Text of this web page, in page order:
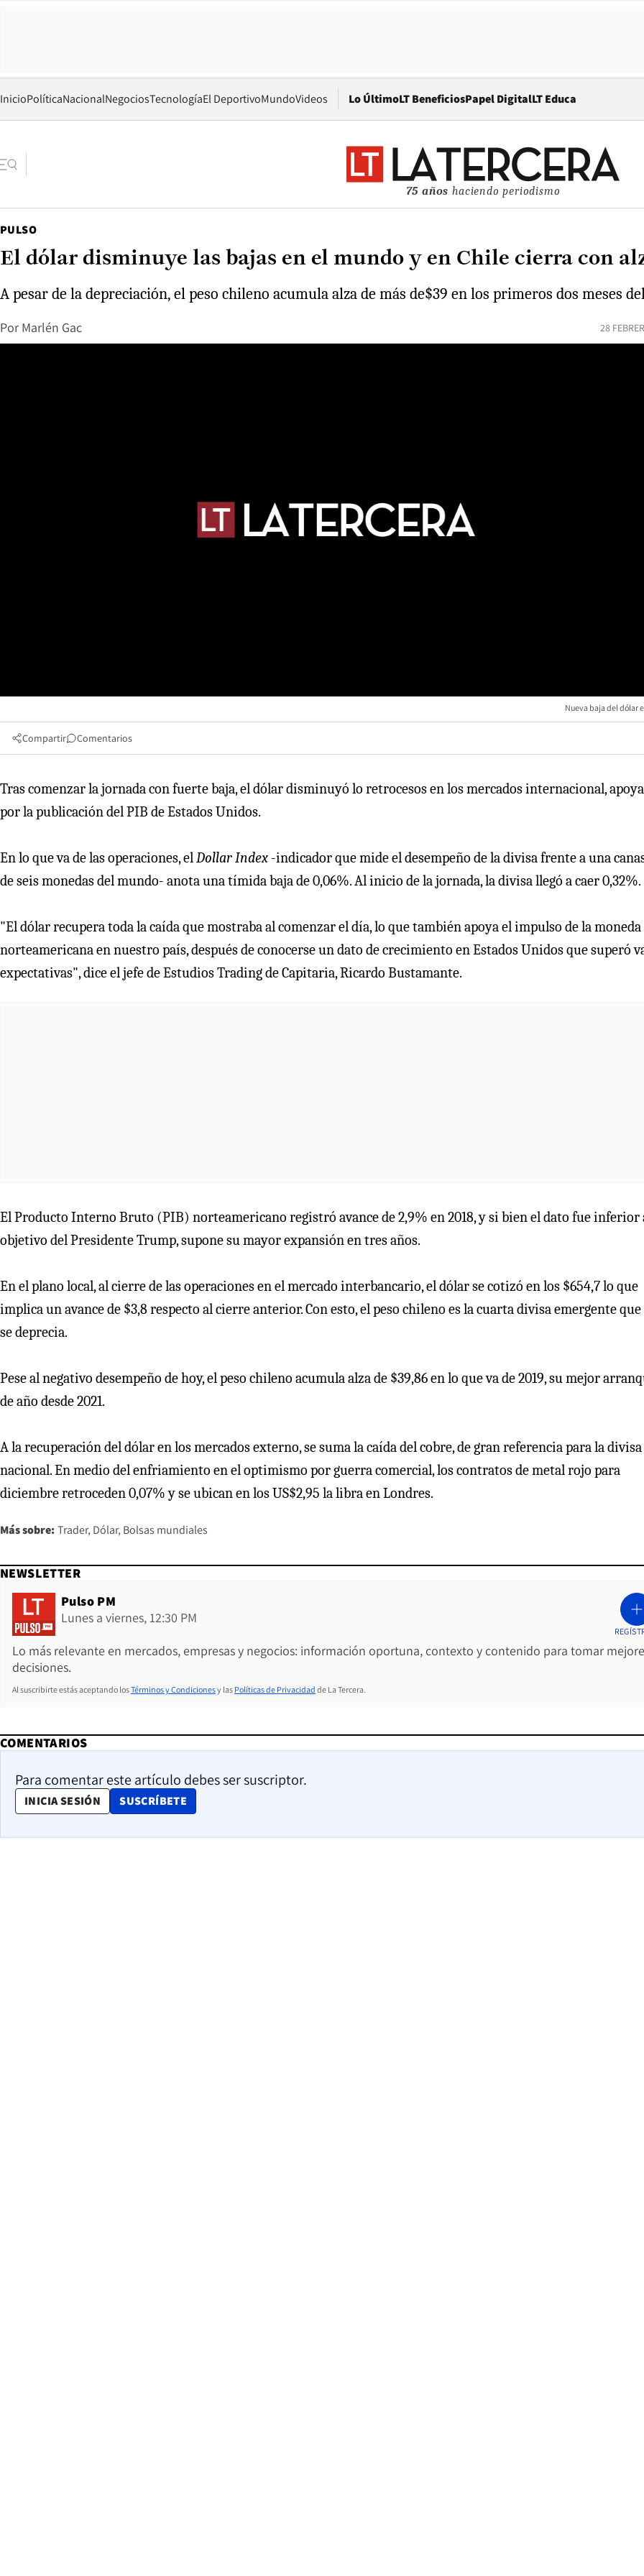
InicioPolíticaNacionalNegociosTecnologíaEl DeportivoMundoVideos Lo ÚltimoLT BeneficiosPapel DigitalOpens in new window
LT Educa
75 años haciendo periodismo
PULSO
El dólar disminuye las bajas en el mundo y en Chile cierra con
A pesar de la depreciación, el peso chileno acumula alza de más de$39 en los primeros dos meses
Por Marlén Gac 28
Nueva baja del dólar
Compartir Comentarios
Tras comenzar la jornada con fuerte baja, el dólar disminuyó lo retrocesos en los mercados internacional,
por la publicación del PIB de Estados Unidos.
En lo que va de las operaciones, elDollar Index -indicador que mide el desempeño de la divisa frente a una
de seis monedas del mundo- anota una tímida baja de 0,06%. Al inicio de la jornada, la divisa llegó a caer 0,32%.
"El dólar recupera toda la caída que mostraba al comenzar el día, lo que también apoya el impulso de la moneda
norteamericana en nuestro país, después de conocerse un dato de crecimiento en Estados Unidos que superó
expectativas", dice el jefe de Estudios Trading de Capitaria, Ricardo Bustamante.
El Producto Interno Bruto (PIB) norteamericano registró avance de 2,9% en 2018, y si bien el dato fue inferior
objetivo del Presidente Trump, supone su mayor expansión en tres años.
En el plano local, al cierre de las operaciones en el mercado interbancario, el dólar se cotizó en los $654,7 lo que
implica un avance de $3,8 respecto al cierre anterior. Con esto, el peso chileno es la cuarta divisa emergente que
se deprecia.
Pese al negativo desempeño de hoy, el peso chileno acumula alza de $39,86 en lo que va de 2019, su mejor
de año desde 2021.
A la recuperación del dólar en los mercados externo, se suma la caída del cobre, de gran referencia para la divisa
nacional. En medio del enfriamiento en el optimismo por guerra comercial, los contratos de metal rojo para
diciembre retroceden 0,07% y se ubican en los US$2,95 la libra en Londres.
Más sobre: Trader Dólar Bolsas mundiales
NEWSLETTER
Pulso PM
Lunes a viernes, 12:30 PM
Lo más relevante en mercados, empresas y negocios: información oportuna, contexto y contenido para tomar
decisiones.
Al suscribirte estás aceptando losTérminos y Condicionesy las Políticas de Privacidad de La Tercera.
COMENTARIOS
Para comentar este artículo debes ser suscriptor.
INICIA SESIÓN SUSCRÍBETE
OPENS IN NEW WINDOW